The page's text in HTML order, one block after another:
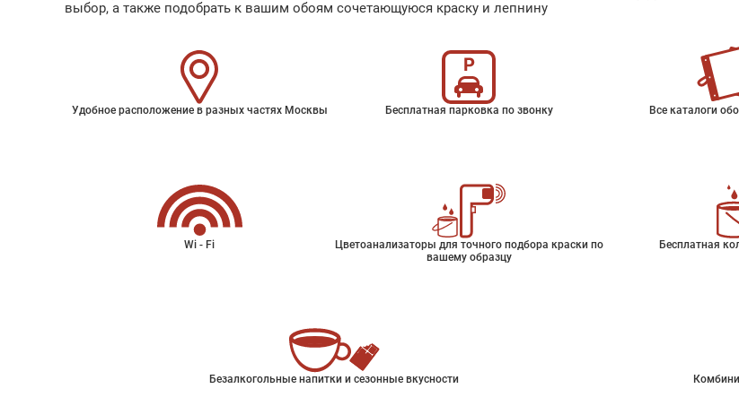
выбор, а также подобрать к вашим обоям сочетающуюся краску и лепнину
Удобное расположение в разных частях Москвы Бесплатная парковка по звонку Все каталоги
Wi - Fi
Цветоанализаторы для точного подбора краски по
вашему образцу
Бесплатная
Безалкогольные напитки и сезонные вкусности